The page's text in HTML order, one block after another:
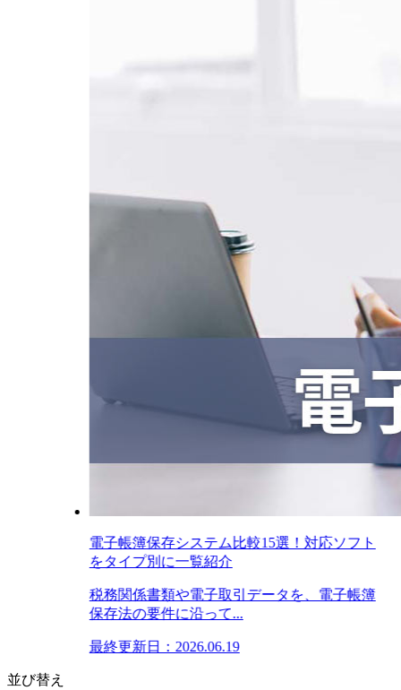
電子帳簿保存システム比較15選！対応ソフト
をタイプ別に一覧紹介
税務関係書類や電子取引データを、電子帳簿
保存法の要件に沿って...
最終更新日：2026.06.19
並び替え